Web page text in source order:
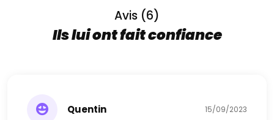
de musique électronique et Pop/RnB. Après avoir
voyagé dans les plus grandes villes d'Europe (Barcelone,
Amsterdam, Londres etc...) à la recherche d'expérience
États-Unis et en Espagne.
Avis (6)
Ils lui ont fait confiance
Quentin 15/09/2023